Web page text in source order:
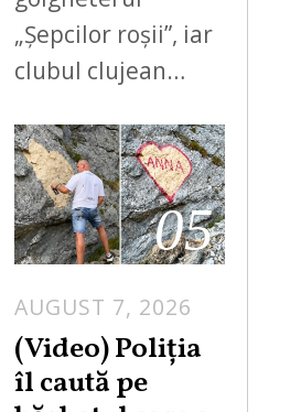
„Șepcilor roșii”, iar
clubul clujean…
05
AUGUST 7, 2026
U
G
(Video) Poliția
îl caută pe